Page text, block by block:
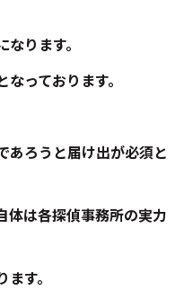
ります。
っております。
あろうと届け出が必須と
体は各探偵事務所の実力
す。